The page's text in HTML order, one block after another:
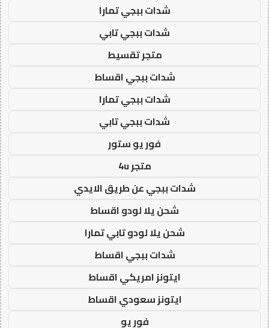
شدات ببجي تمارا
شدات ببجي تابي
متجر تقسيط
شدات ببجي اقساط
شدات ببجي تمارا
شدات ببجي تابي
فور يو ستور
متجر 4u
شدات ببجي عن طريق الايدي
شحن يلا لودو اقساط
شحن يلا لودو تابي تمارا
شدات ببجي اقساط
ايتونز امريكي اقساط
ايتونز سعودي اقساط
فور يو